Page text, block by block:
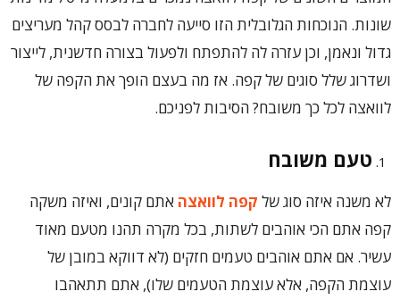
שונות. הנוכחות הגלובלית הזו סייעה לחברה לבסס קהל מעריצים
גדול ונאמן, וכן עזרה לה להתפתח ולפעול בצורה חדשנית, לייצור
ושדרוג שלל סוגים של קפה. אז מה בעצם הופך את הקפה של
לוואצה לכל כך משובח? הסיבות לפניכם.
טעם משובח
לא משנה איזה סוג של קפה לוואצה אתם קונים, ואיזה משקה
קפה אתם הכי אוהבים לשתות, בכל מקרה תהנו מטעם מאוד
עשיר. אם אתם אוהבים טעמים חזקים (לא דווקא במובן של
עוצמת הקפה, אלא עוצמת הטעמים שלו), אתם תתאהבו